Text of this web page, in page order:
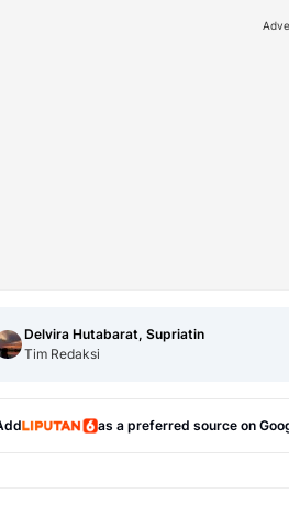
Delvira Hutabarat, Supriatin
Tim Redaksi
as a preferred source on